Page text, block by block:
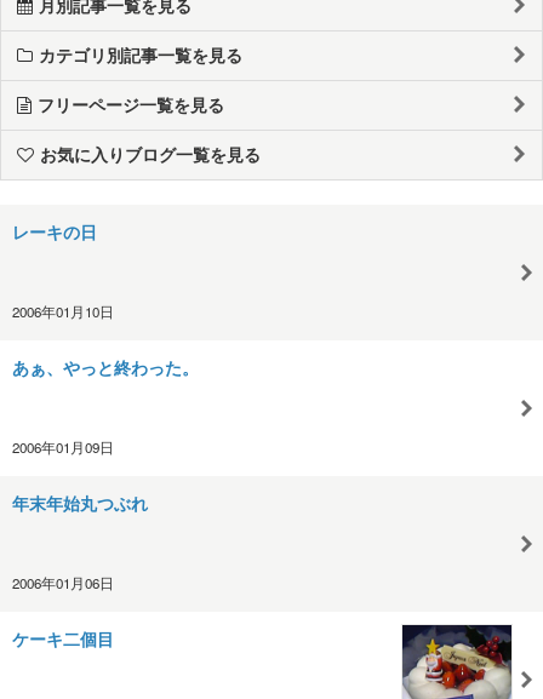
カテゴリ別記事一覧を見る
フリーページ一覧を見る
お気に入りブログ一覧を見る
レーキの日
2006年01月10日
あぁ、やっと終わった。
2006年01月09日
年末年始丸つぶれ
2006年01月06日
ケーキ二個目